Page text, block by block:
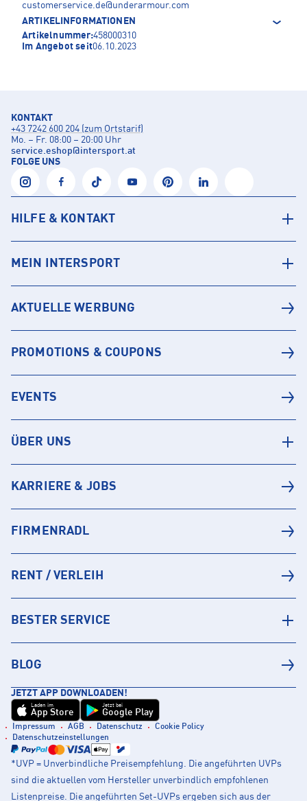
customerservice.de@underarmour.com
ARTIKELINFORMATIONEN
Artikelnummer:458000310
Im Angebot seit06.10.2023
KONTAKT
+43 7242 600 204 (zum Ortstarif)
Mo. – Fr. 08:00 – 20:00 Uhr
service.eshop@intersport.at
FOLGE UNS
HILFE & KONTAKT
MEIN INTERSPORT
AKTUELLE WERBUNG
PROMOTIONS & COUPONS
EVENTS
ÜBER UNS
KARRIERE & JOBS
FIRMENRADL
RENT / VERLEIH
BESTER SERVICE
BLOG
JETZT APP DOWNLOADEN!
Laden im
App Store
Jetzt bei
Google Play
Impressum AGB Datenschutz
Cookie Policy
Datenschutzeinstellungen
*UVP = Unverbindliche Preisempfehlung. Die angeführten UVPs
sind die aktuellen vom Hersteller unverbindlich empfohlenen
Listenpreise. Die angeführten Set-UVPs ergeben sich aus der